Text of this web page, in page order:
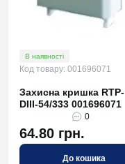
В наявності
Код товару: 001696071
Захисна кришка RTP-
DIII-54/333 001696071
0
64.80 грн.
До кошика